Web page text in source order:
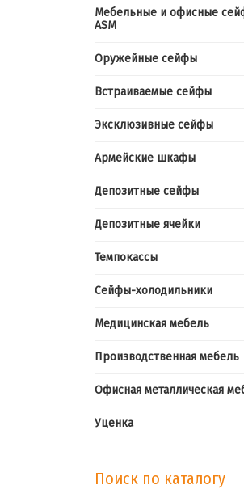
Мебельные и офисные
ASM
Оружейные сейфы
Встраиваемые сейфы
Эксклюзивные сейфы
Армейские шкафы
Депозитные сейфы
Депозитные ячейки
Темпокассы
Сейфы-холодильники
Медицинская мебель
Производственная мебель
Офисная металлическая
Уценка
Поиск по каталогу